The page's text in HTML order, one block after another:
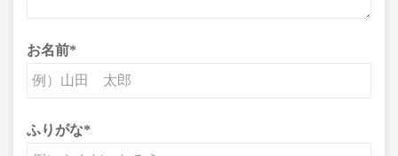
お名前*
ふりがな*